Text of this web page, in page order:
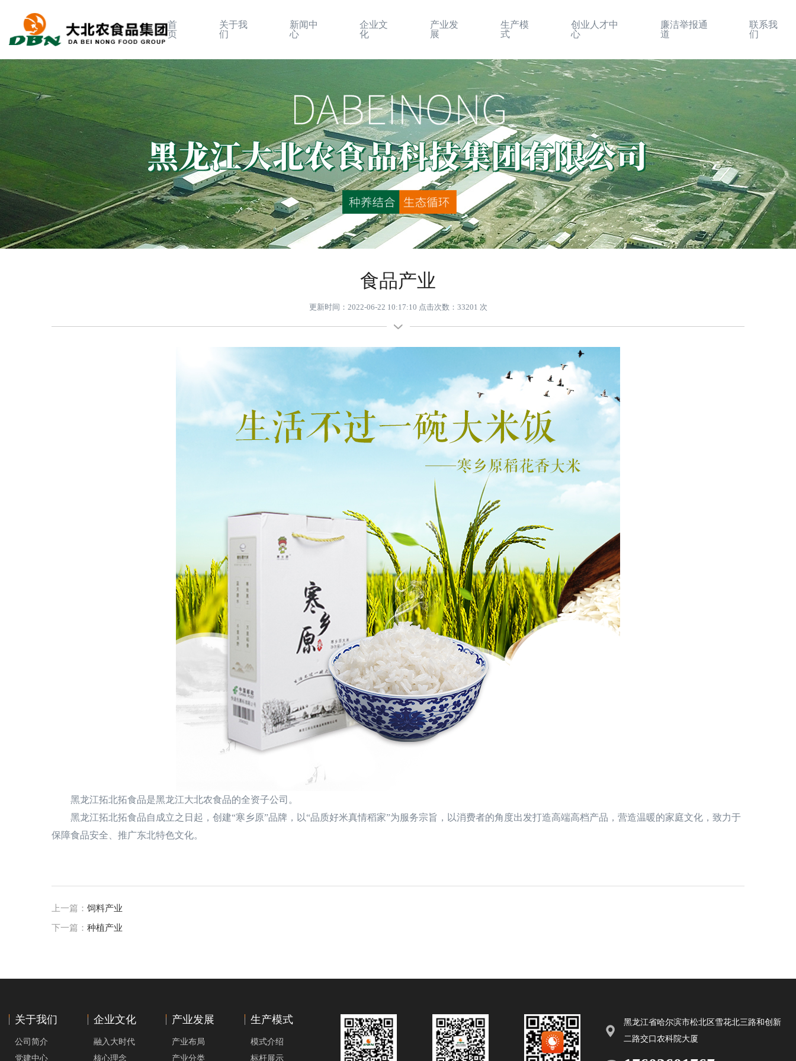
首
页
关于我
们
新闻中
心
企业文
化
产业发
展
生产模
式
创业人才中
心
廉洁举报通
道
联系我
们
食品产业
更新时间：2022-06-22 10:17:10 点击次数：33201 次
黑龙江拓北拓食品是黑龙江大北农食品的全资子公司。
黑龙江拓北拓食品自成立之日起，创建“寒乡原”品牌，以“品质好米真情稻家”为服务宗旨，以消费者的角度出发打造高端高档产品，营造温暖的家庭文化，致力于
保障食品安全、推广东北特色文化。
上一篇： 饲料产业
下一篇： 种植产业
关于我们
公司简介
党建中心
企业文化
融入大时代
核心理念
产业发展
产业布局
产业分类
生产模式
模式介绍
标杆展示
黑龙江省哈尔滨市松北区雪花北三路和创新
二路交口农科院大厦